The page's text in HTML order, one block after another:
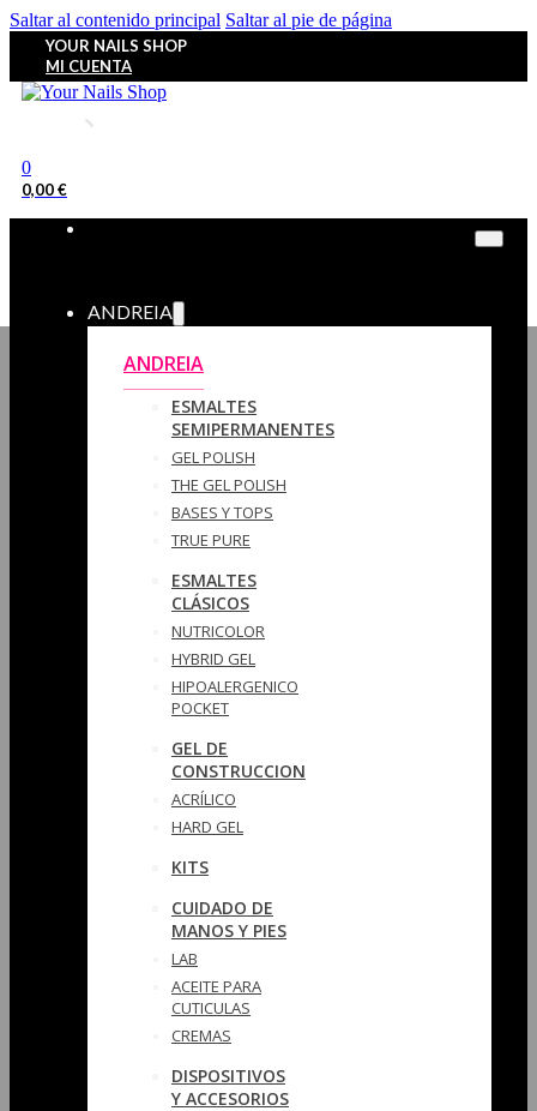
Saltar al contenido principal Saltar al pie de página
YOUR NAILS SHOP
MI CUENTA
0
0,00€
ANDREIA
ANDREIA
ESMALTES
SEMIPERMANENTES
GEL POLISH
THE GEL POLISH
BASES Y‎ TOPS
TRUE PURE
ESMALTES
CLÁSICOS
NUTRICOLOR
HYBRID GEL
HIPOALERGENICO
POCKET
GEL DE
CONSTRUCCION
ACRÍLICO
HARD GEL
KITS
CUIDADO DE
MANOS Y PIES
LAB
ACEITE PARA
CUTICULAS
CREMAS
DISPOSITIVOS
Y ACCESORIOS